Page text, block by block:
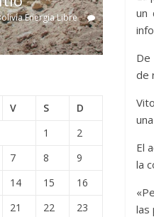
un
De
de
El
la
las
Libre
5 de agosto
0
V S
D
1
2
7 8
9
14 15
16
21 22
23